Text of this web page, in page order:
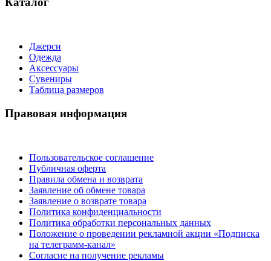
Джерси
Одежда
Аксессуары
Сувениры
Таблица размеров
Правовая информация
Пользовательское соглашение
Публичная оферта
Правила обмена и возврата
Заявление об обмене товара
Заявление о возврате товара
Политика конфиденциальности
Политика обработки персональных данных
Положение о проведении рекламной акции «Подписка
на телеграмм-канал»
Согласие на получение рекламы